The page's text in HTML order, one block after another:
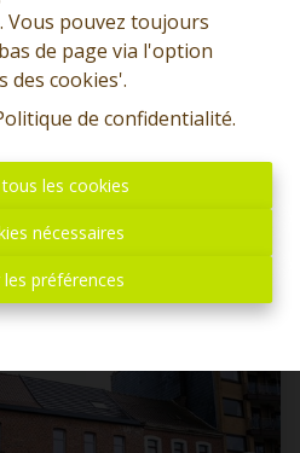
Vous pouvez toujours
de page via l'option
des cookies'.
de confidentialité.
les cookies
nécessaires
préférences
usage
Mons|Ref